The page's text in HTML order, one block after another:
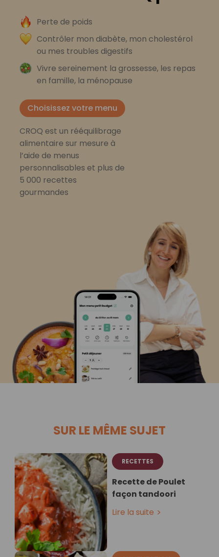
Perte de poids
Contrôler mon diabète, mon cholestérol
ou mes troubles digestifs
Vivre sereinement la grossesse, les repas
en famille, la ménopause
Choisissez votre menu
CROQ est un rééquilibrage
alimentaire sur mesure à
l’aide de menus
personnalisables et plus de
5 000 recettes
gourmandes
SUR LE MÊME SUJET
RECETTES
Recette de Poulet
façon tandoori
Lire la suite